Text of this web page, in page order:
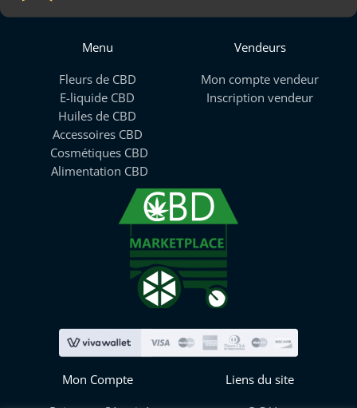
Menu
Fleurs de CBD
E-liquide CBD
Huiles de CBD
Accessoires CBD
Cosmétiques CBD
Alimentation CBD
Vendeurs
Mon compte vendeur
Inscription vendeur
Mon Compte
Liens du site